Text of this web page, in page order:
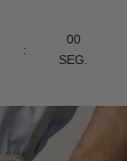
:
00
SEG.